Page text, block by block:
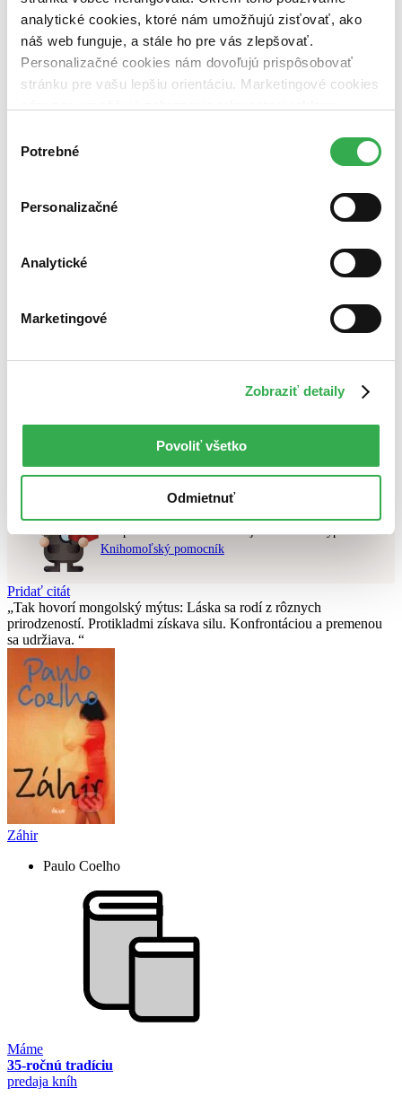
analytické cookies, ktoré nám umožňujú zisťovať, ako
náš web funguje, a stále ho pre vás zlepšovať.
Personalizačné cookies nám dovoľujú prispôsobovať
stránku pre vašu lepšiu orientáciu. Marketingové cookies
nám pomohlo, keby sme mohli používať všetky tieto
súhlasu
Potrebné
Personalizačné
Analytické
Marketingové
Zobraziť detaily
Povoliť všetko
Odmietnuť
čítaná (0 titulov)čítaná
čítaná - výborný stav (0 titulov)
čítaná - výborný stav
čítaná - mierne opotrebovaná (0 titulov)
opotrebovaná
čítané verzie vypredaných kníh (0 titulov)čítané verzie
Bestsellery
Top hodnotené
Najlacnejšie
Skúste prosím zmeniť vyhľadávaný výraz.
Knihomoľský pomocník
Pridať citát
Tak hovorí mongolský mýtus: Láska sa rodí z rôznych
prirodzeností. Protikladmi získava silu. Konfrontáciou a premenou
sa udržiava.
Záhir
Paulo Coelho
Máme
35-ročnú tradíciu
predaja kníh